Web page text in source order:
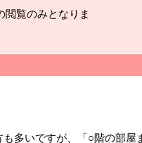
閲覧のみとなりま
多いですが、「○階の部